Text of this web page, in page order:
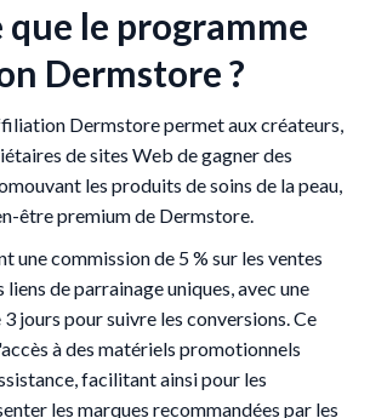
le programme
Dermstore ?
Dermstore permet aux créateurs,
de sites Web de gagner des
les produits de soins de la peau,
être premium de Dermstore.
une commission de 5 % sur les ventes
de parrainage uniques, avec une
jours pour suivre les conversions. Ce
à des matériels promotionnels
facilitant ainsi pour les
les marques recommandées par les